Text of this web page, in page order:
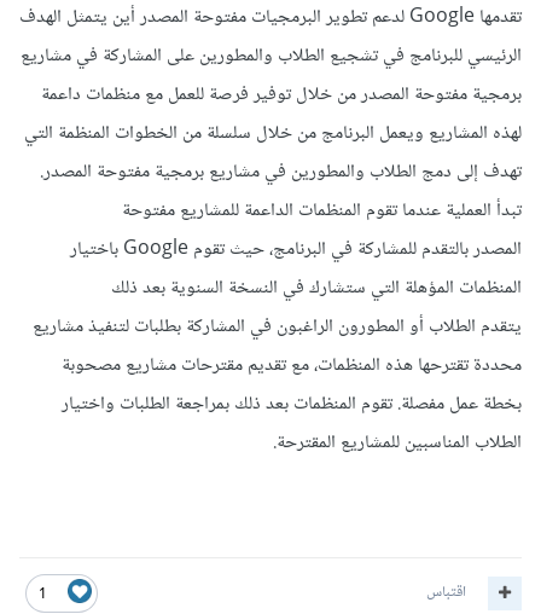
تقدمها Google لدعم تطوير البرمجيات مفتوحة المصدر أين يتمثل الهدف
الرئيسي للبرنامج في تشجيع الطلاب والمطورين على المشاركة في مشاريع
برمجية مفتوحة المصدر من خلال توفير فرصة للعمل مع منظمات داعمة
لهذه المشاريع ويعمل البرنامج من خلال سلسلة من الخطوات المنظمة التي
تهدف إلى دمج الطلاب والمطورين في مشاريع برمجية مفتوحة المصدر.
تبدأ العملية عندما تقوم المنظمات الداعمة للمشاريع مفتوحة
المصدر بالتقدم للمشاركة في البرنامج، حيث تقوم Google باختيار
المنظمات المؤهلة التي ستشارك في النسخة السنوية بعد ذلك
يتقدم الطلاب أو المطورون الراغبون في المشاركة بطلبات لتنفيذ مشاريع
محددة تقترحها هذه المنظمات، مع تقديم مقترحات مشاريع مصحوبة
بخطة عمل مفصلة. تقوم المنظمات بعد ذلك بمراجعة الطلبات واختيار
الطلاب المناسبين للمشاريع المقترحة.
1 اقتباس